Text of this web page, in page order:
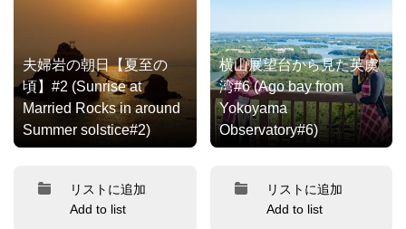
夫婦岩の朝日【夏至の
頃】#2 (Sunrise at
Married Rocks in around
Summer solstice#2)
リストに追加
Add to list
横山展望台から見た英虞
湾#6 (Ago bay from
Yokoyama
Observatory#6)
リストに追加
Add to list